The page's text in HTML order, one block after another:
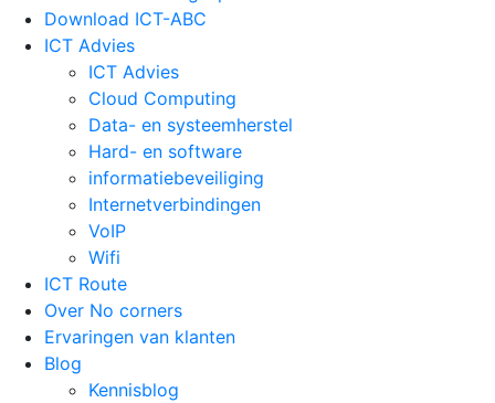
Download ICT-ABC
ICT Advies
ICT Advies
Cloud Computing
Data- en systeemherstel
Hard- en software
informatiebeveiliging
Internetverbindingen
VoIP
Wifi
ICT Route
Over No corners
Ervaringen van klanten
Blog
Kennisblog